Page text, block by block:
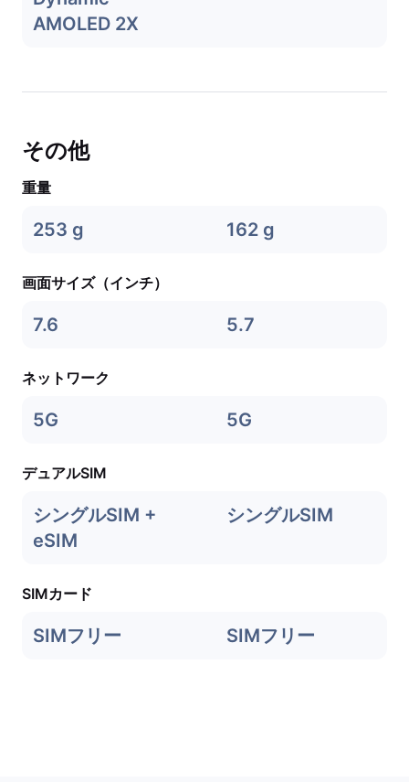
AMOLED 2X
その他
重量
253 g 162 g
画面サイズ（インチ）
7.6 5.7
ネットワーク
5G 5G
デュアルSIM
シングルSIM +
eSIM
シングルSIM
SIMカード
SIMフリー SIMフリー